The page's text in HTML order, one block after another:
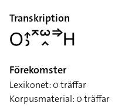
Transkription
􌥆􌤴􌤶􌥷􌥱􌥿􌦆􌤲
Förekomster
Lexikonet: 0 träffar
Korpusmaterial: 0 träffar